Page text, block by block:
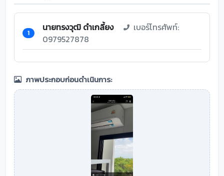
1 นายทรงวุฒิ ดำเกลี้ยง
เบอร์โทรศัพท์:
0979527878
ภาพประกอบก่อนดำเนินการ: